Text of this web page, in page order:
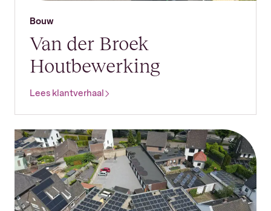
Bouw
Van der Broek
Houtbewerking
Lees klantverhaal